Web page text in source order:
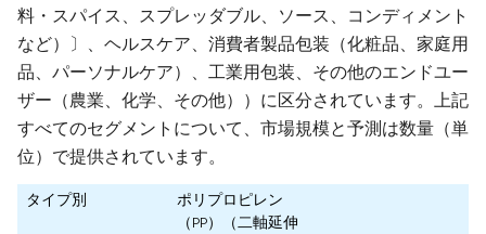
料・スパイス、スプレッダブル、ソース、コンディメント
など）〕、ヘルスケア、消費者製品包装（化粧品、家庭用
品、パーソナルケア）、工業用包装、その他のエンドユー
ザー（農業、化学、その他））に区分されています。上記
すべてのセグメントについて、市場規模と予測は数量（単
位）で提供されています。
タイプ別
ポリプロピレン
（PP）（二軸延伸